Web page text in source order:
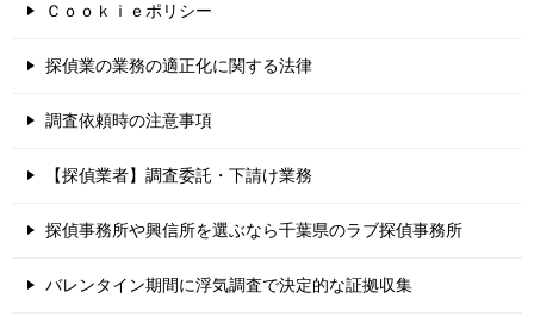
Ｃｏｏｋｉｅポリシー
探偵業の業務の適正化に関する法律
調査依頼時の注意事項
【探偵業者】調査委託・下請け業務
探偵事務所や興信所を選ぶなら千葉県のラブ探偵事務所
バレンタイン期間に浮気調査で決定的な証拠収集